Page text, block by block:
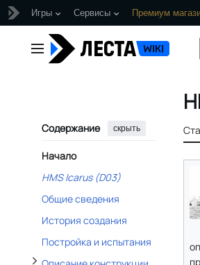
Игры Сервисы Премиум
содержанию
Главное меню
Содержание скрыть
Начало
HMS Icarus (D03)
Общие сведения
История создания
Постройка и испытания
Отобразить/Скрыть подраздел Описание конструкции
Отобразить/Скрыть подраздел Вооружение